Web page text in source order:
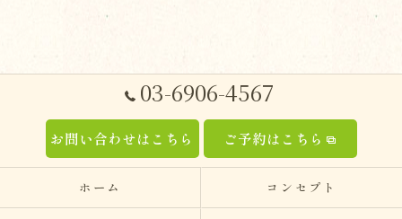
03-6906-4567
お問い合わせはこちら ご予約はこちら
ホーム コンセプト